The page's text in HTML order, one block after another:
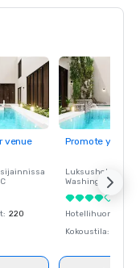
venue
: 220
Promote your
Luksushotelli
Washington
Hotellihuoneet
Kokoustila: